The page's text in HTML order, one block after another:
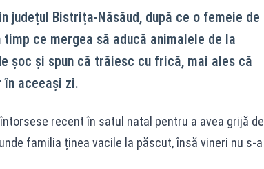
județul Bistrița-Năsăud, după ce o femeie de
ce mergea să aducă animalele de la
șoc și spun că trăiesc cu frică, mai ales că
aceeași zi.
recent în satul natal pentru a avea grijă de
familia ținea vacile la păscut, însă vineri nu s-a